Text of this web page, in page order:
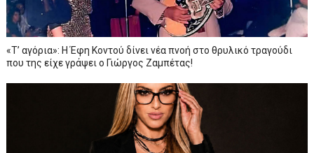
«Τ’ αγόρια»: Η Έφη Κοντού δίνει νέα πνοή στο θρυλικό τραγούδι
που της είχε γράψει ο Γιώργος Ζαμπέτας!